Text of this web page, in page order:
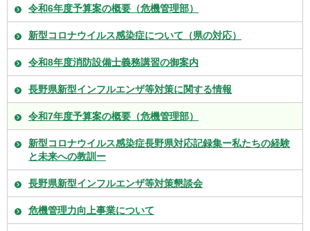
令和6年度予算案の概要（危機管理部）
新型コロナウイルス感染症について（県の対応）
令和8年度消防設備士義務講習の御案内
長野県新型インフルエンザ等対策に関する情報
令和7年度予算案の概要（危機管理部）
新型コロナウイルス感染症長野県対応記録集ー私たちの経験
と未来への教訓ー
長野県新型インフルエンザ等対策懇談会
危機管理力向上事業について